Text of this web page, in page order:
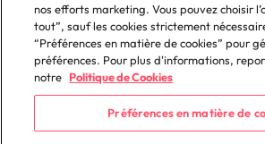
© 2025 Robert Walters Plc. All
nos efforts marketing. Vous pouvez choisir
tout”, sauf les cookies strictement
“Préférences en matière de cookies” pour
préférences. Pour plus d'informations,
notre Politique de Cookies
Préférences en matière de